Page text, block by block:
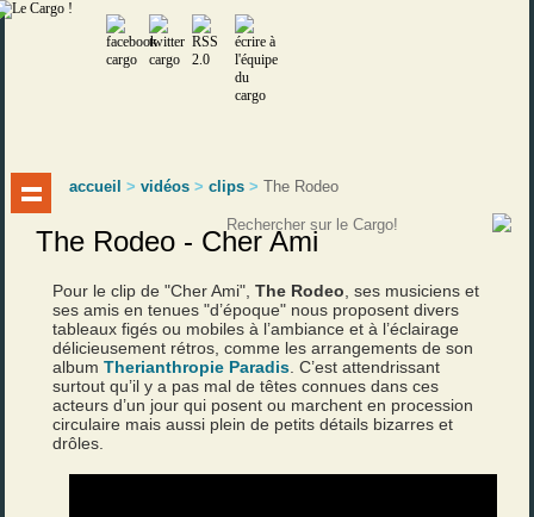
accueil >vidéos >clips >The Rodeo
The Rodeo - Cher Ami
Pour le clip de "Cher Ami",The Rodeo , ses musiciens et
ses amis en tenues "d’époque" nous proposent divers
tableaux figés ou mobiles à l’ambiance et à l’éclairage
délicieusement rétros, comme les arrangements de son
albumTherianthropie Paradis . C’est attendrissant
surtout qu’il y a pas mal de têtes connues dans ces
acteurs d’un jour qui posent ou marchent en procession
circulaire mais aussi plein de petits détails bizarres et
drôles.